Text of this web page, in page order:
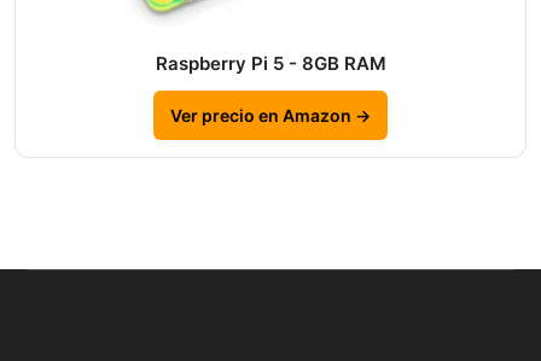
Raspberry Pi 5 - 8GB RAM
Ver precio en Amazon →